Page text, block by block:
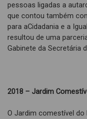
pessoas ligadas a
que contou também
para aCidadania e a
resultou de uma
Gabinete da Secretária
2018 – Jardim
O Jardim comestível